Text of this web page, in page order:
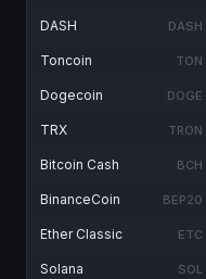
DASH DASH
Toncoin TON
Dogecoin DOGE
TRX TRON
Bitcoin Cash BCH
BinanceCoin BEP20
Ether Classic ETC
Solana SOL